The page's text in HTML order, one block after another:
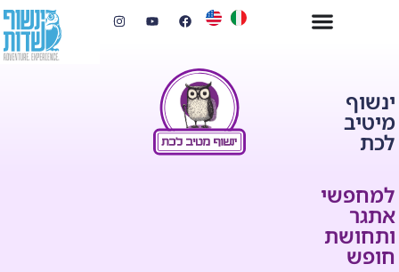
ינשוף
מיטיב
לכת
למחפשי
אתגר
ותחושת
חופש